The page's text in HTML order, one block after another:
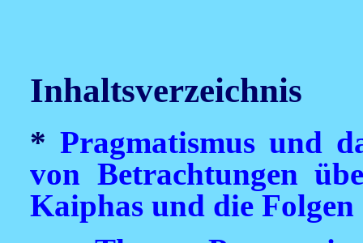
Inhaltsverzeichnis
* Pragmatismus und
von Betrachtungen
Kaiphas und die